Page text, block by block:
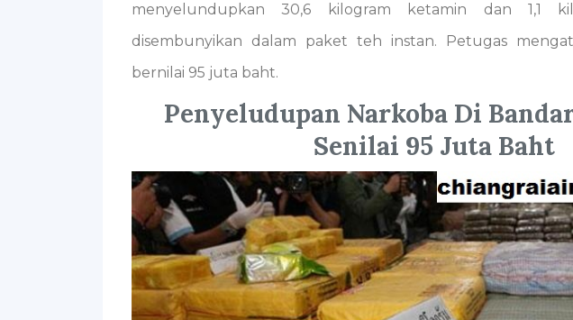
menyelundupkan 30,6 kilogram ketamin dan 1,1
disembunyikan dalam paket teh instan. Petugas
bernilai 95 juta baht.
Penyeludupan Narkoba Di
Senilai 95 Juta Baht